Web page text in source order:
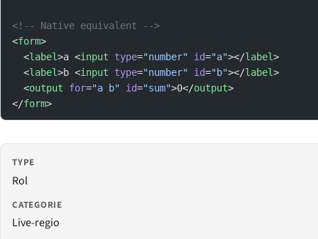
<!-- Native equivalent -->
<form>
  <
label>a <input type="number" id="a"></label>
  <
label>b <input type="number" id="b"></label>
  <
output for="a b" id="sum">0</output>
</form>
TYPE
Rol
CATEGORIE
Live-regio